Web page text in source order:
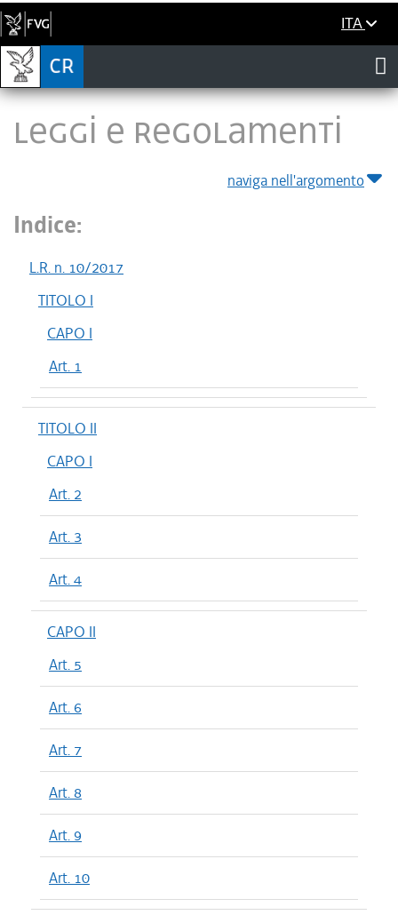
ITA
LEGGI E REGOLAMENTI
naviga nell'argomento
Indice:
L.R. n. 10/2017
TITOLO I
CAPO I
Art. 1
TITOLO II
CAPO I
Art. 2
Art. 3
Art. 4
CAPO II
Art. 5
Art. 6
Art. 7
Art. 8
Art. 9
Art. 10